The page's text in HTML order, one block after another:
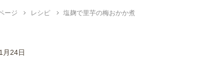
ージ レシピ 塩麹で里芋の梅おかか煮
月24日